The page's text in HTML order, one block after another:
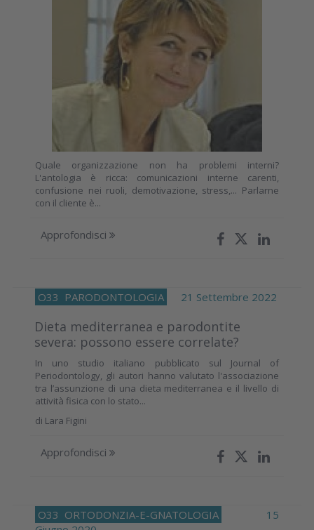
Quale organizzazione non ha problemi interni?
L'antologia è ricca: comunicazioni interne carenti,
confusione nei ruoli, demotivazione, stress,... Parlarne
con il cliente è...
Approfondisci
O33 PARODONTOLOGIA 21 Settembre 2022
Dieta mediterranea e parodontite
severa: possono essere correlate?
In uno studio italiano pubblicato sul Journal of
Periodontology, gli autori hanno valutato l'associazione
tra l’assunzione di una dieta mediterranea e il livello di
attività fisica con lo stato...
di Lara Figini
Approfondisci
O33 ORTODONZIA-E-GNATOLOGIA
15